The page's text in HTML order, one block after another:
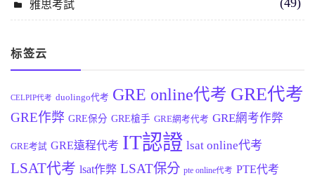
雅思考試 (49)
标签云
CELPIP代考 duolingo代考 GRE online代考 GRE代考
GRE作弊 GRE保分 GRE槍手 GRE網考代考 GRE網考作弊
GRE考試 GRE遠程代考 IT認證 lsat online代考
LSAT代考 lsat作弊 LSAT保分 pte online代考 PTE代考